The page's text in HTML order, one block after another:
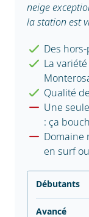
neige
la station est
Des
La
Qualité
Une
: ça
Domaine
en surf
Débutants
Avancé